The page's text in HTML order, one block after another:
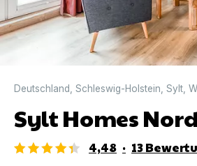
Deutschland Schleswig-Holstein Sylt
Sylt Homes
4,48 · 13